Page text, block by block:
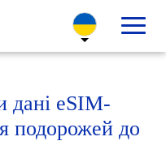
дані eSIM-
подорожей до